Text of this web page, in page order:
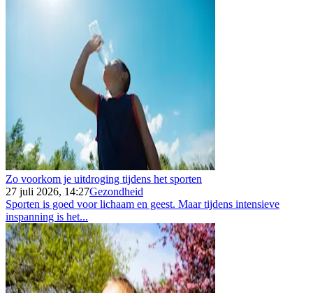
Zo voorkom je uitdroging tijdens het sporten
27 juli 2026, 14:27Gezondheid
Sporten is goed voor lichaam en geest. Maar tijdens intensieve
inspanning is het...